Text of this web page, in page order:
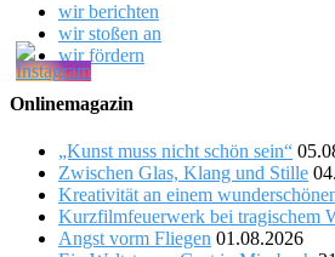
wir berichten
wir stoßen an
wir fördern
Onlinemagazin
„Kunst muss nicht schön sein“
Zwischen Glas, Klang und Stille
Kreativität an einem
Kurzfilmfeuerwerk bei tragischem
Angst vorm Fliegen 01.08.2026